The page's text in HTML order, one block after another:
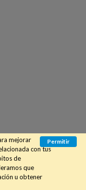
mejorar
con tus
de
que
u obtener
Permitir